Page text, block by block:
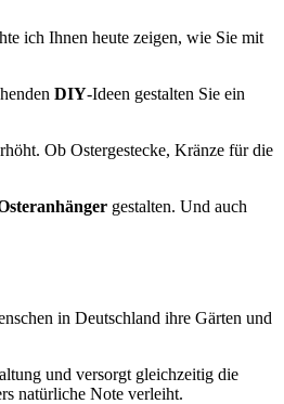
ich Ihnen heute zeigen, wie Sie mit
DIY-Ideen gestalten Sie ein
Ob Ostergestecke, Kränze für die
gestalten. Und auch
in Deutschland ihre Gärten und
und versorgt gleichzeitig die
natürliche Note verleiht.